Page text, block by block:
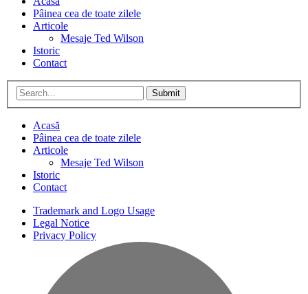
Pâinea cea de toate zilele
Articole
Mesaje Ted Wilson
Istoric
Contact
Submit
Acasă
Pâinea cea de toate zilele
Articole
Mesaje Ted Wilson
Istoric
Contact
Trademark and Logo Usage
Legal Notice
Privacy Policy